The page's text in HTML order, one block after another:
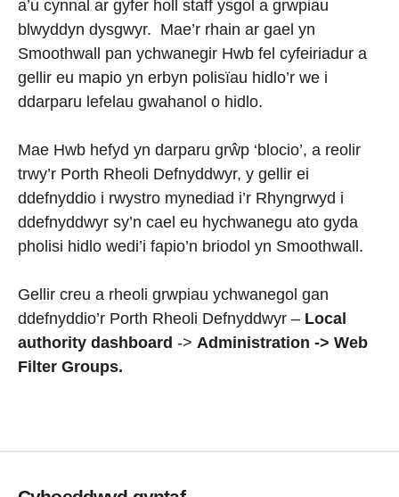
a’u cynnal ar gyfer holl staff ysgol a grwpiau
blwyddyn dysgwyr. Mae’r rhain ar gael yn
Smoothwall pan ychwanegir Hwb fel cyfeiriadur a
gellir eu mapio yn erbyn polisïau hidlo’r we i
ddarparu lefelau gwahanol o hidlo.
Mae Hwb hefyd yn darparu grŵp ‘blocio’, a reolir
trwy’r Porth Rheoli Defnyddwyr, y gellir ei
ddefnyddio i rwystro mynediad i’r Rhyngrwyd i
ddefnyddwyr sy’n cael eu hychwanegu ato gyda
pholisi hidlo wedi’i fapio’n briodol yn Smoothwall.
Gellir creu a rheoli grwpiau ychwanegol gan
ddefnyddio’r Porth Rheoli Defnyddwyr – Local
authority dashboard -> Administration -> Web
Filter Groups.